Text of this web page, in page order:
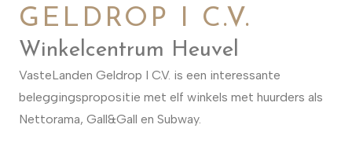
GELDROP I C.V.
Winkelcentrum Heuvel
VasteLanden Geldrop I C.V. is een interessante
beleggingspropositie met elf winkels met huurders als
Nettorama, Gall&Gall en Subway.